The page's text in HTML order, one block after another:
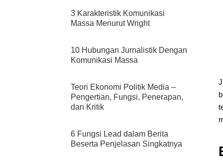
3 Karakteristik Komunikasi
Massa Menurut Wright
10 Hubungan Jurnalistik Dengan
Komunikasi Massa
Teori Ekonomi Politik Media –
Pengertian, Fungsi, Penerapan,
dan Kritik
6 Fungsi Lead dalam Berita
Beserta Penjelasan Singkatnya